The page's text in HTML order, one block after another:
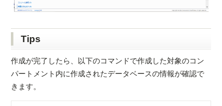
Tips
作成が完了したら、以下のコマンドで作成した対象のコン
パートメント内に作成されたデータベースの情報が確認で
きます。